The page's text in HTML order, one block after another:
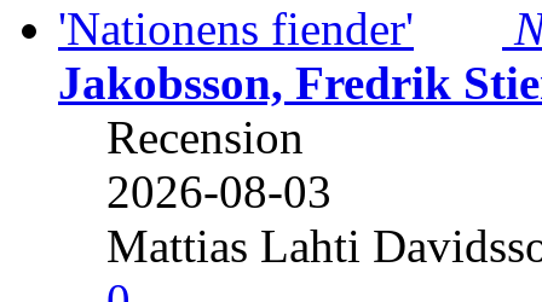
Jakobsson, Fredrik
Recension
2026-08-03
Mattias Lahti